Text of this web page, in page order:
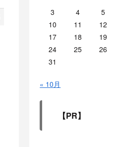
3
4 5
10
11 12
17
18 19
24
25 26
31
« 10月
【PR】